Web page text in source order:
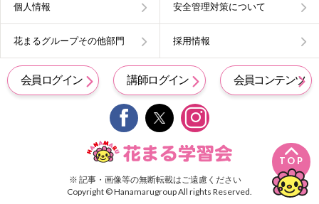
TOP
個人情報 安全管理対策について
花まるグループその他部門 採用情報
会員ログイン 講師ログイン 会員コンテンツ
 
※ 記事・画像等の無断転載はご遠慮ください
Copyright © Hanamarugroup All rights Reserved.